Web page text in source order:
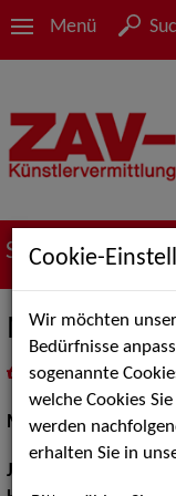
Menü
Suche nach
Marcela Dias
inMeine
Musical:Darstellerin
Jahrgang:
Cookie-
Wir möchten
Bedürfnisse
sogenannte
welche Cookies
werden
erhalten Sie in